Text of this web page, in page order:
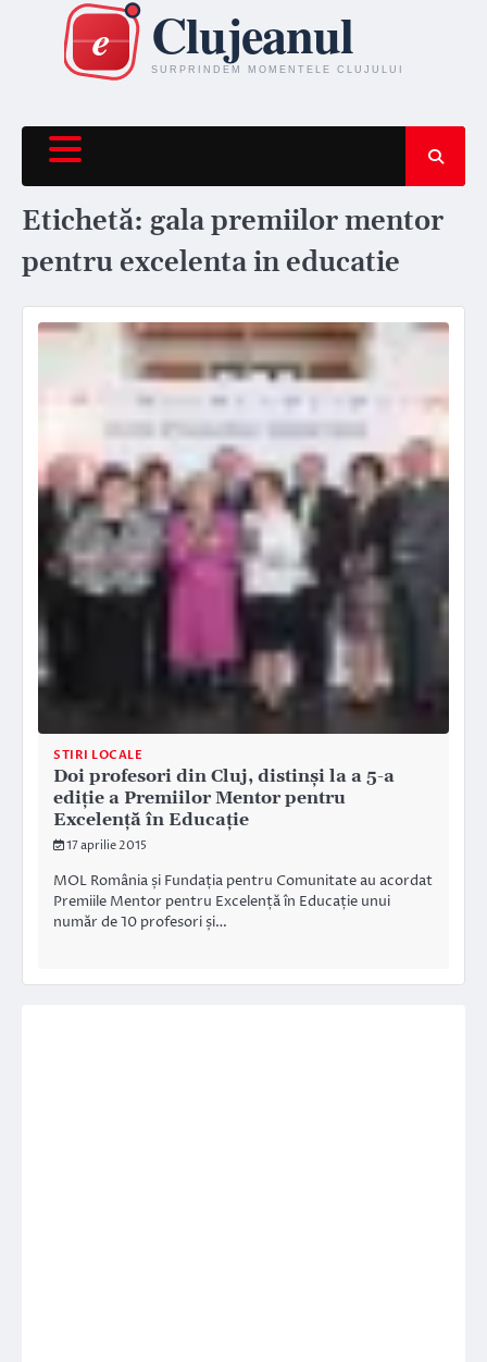
content
Etichetă: gala premiilor mentor
pentru excelenta in educatie
STIRI LOCALE
Doi profesori din Cluj, distinși la a 5-a
ediție a Premiilor Mentor pentru
Excelență în Educație
17 aprilie 2015
MOL România și Fundația pentru Comunitate au acordat
Premiile Mentor pentru Excelență în Educație unui
număr de 10 profesori și…